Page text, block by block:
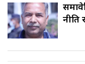
नीति